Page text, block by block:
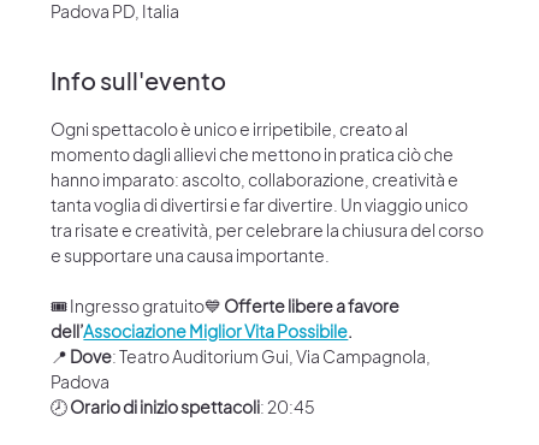
Padova PD, Italia
Info sull'evento
Ogni spettacolo è unico e irripetibile, creato al
momento dagli allievi che mettono in pratica ciò che
hanno imparato: ascolto, collaborazione, creatività e
tanta voglia di divertirsi e far divertire. Un viaggio unico
tra risate e creatività, per celebrare la chiusura del corso
e supportare una causa importante.
🎟 Ingresso gratuito💙 Offerte libere a favore
dell’Associazione Miglior Vita Possibile.
📍 Dove: Teatro Auditorium Gui, Via Campagnola,
Padova
🕗 Orario di inizio spettacoli: 20:45